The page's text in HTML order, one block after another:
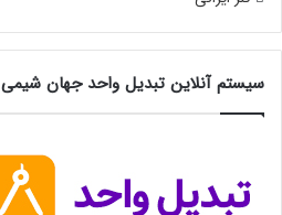
سیستم آنلاین تبدیل واحد جهان شیمی